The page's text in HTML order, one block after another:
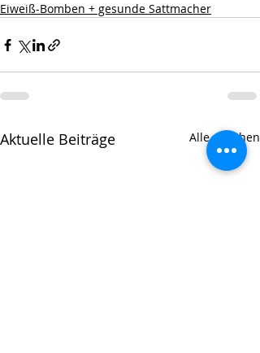
Eiweiß-Bomben + gesunde Sattmacher
Aktuelle Beiträge Alle ansehen